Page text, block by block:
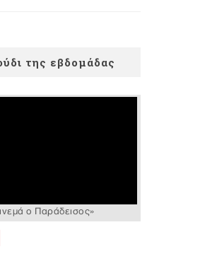
της εβδομάδας
ο Παράδεισος»